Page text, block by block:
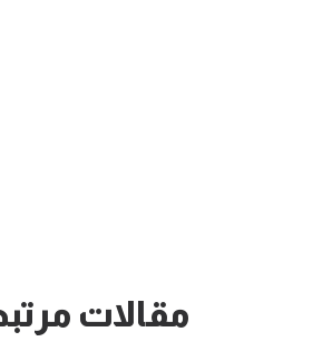
مقالات